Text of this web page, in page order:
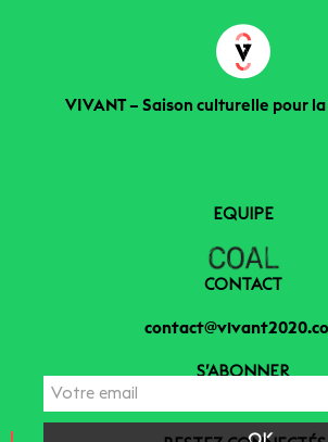
VIVANT – Saison culturelle pour
EQUIPE
CONTACT
S’ABONNER